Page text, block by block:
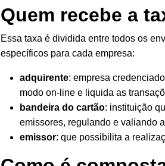
Quem recebe a
Essa taxa é dividida entre todos os
específicos para cada empresa:
adquirente: empresa
modo on-line e liquida as
bandeira do cartão: instituição
emissores, regulando e valiando
emissor: que possibilita a